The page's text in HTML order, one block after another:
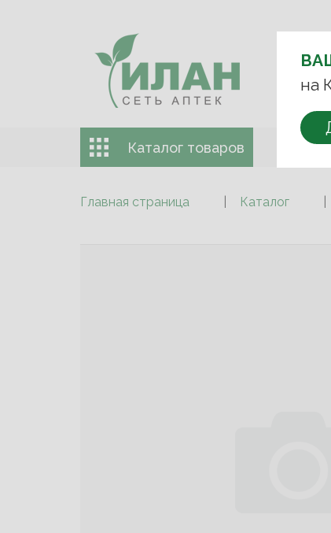
на
+7
Каталог товаров
Главная страница Каталог